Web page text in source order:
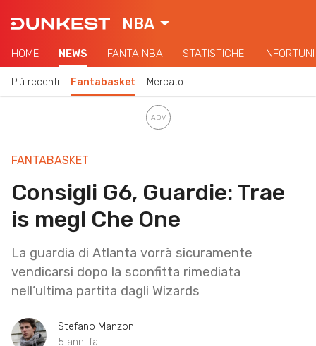
NBA
HOME NEWS FANTA NBA STATISTICHE INFORTUNI
Più recenti Fantabasket Mercato
FANTABASKET
Consigli G6, Guardie: Trae
is megl Che One
La guardia di Atlanta vorrà sicuramente
vendicarsi dopo la sconfitta rimediata
nell’ultima partita dagli Wizards
Stefano Manzoni
5 anni fa